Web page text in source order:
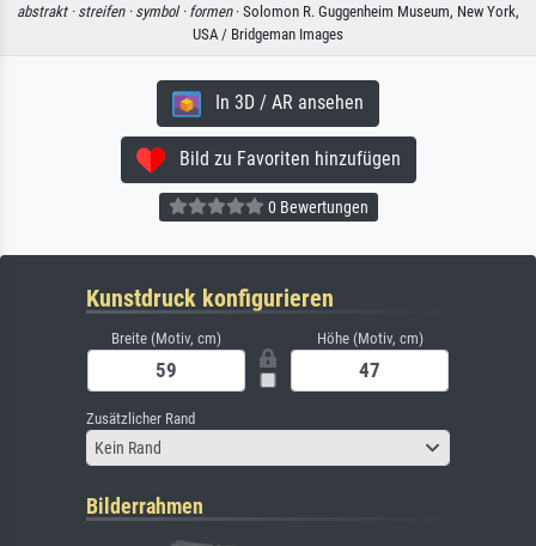
abstrakt · streifen · symbol · formen· Solomon R. Guggenheim Museum, New York,
USA / Bridgeman Images
In 3D / AR ansehen
Bild zu Favoriten hinzufügen
0 Bewertungen
Kunstdruck konfigurieren
Breite (Motiv, cm) Höhe (Motiv, cm)
Zusätzlicher Rand
Kein Rand
Bilderrahmen